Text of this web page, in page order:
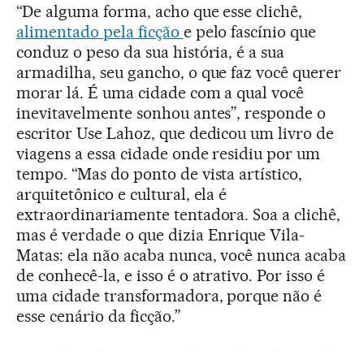
“De alguma forma, acho que esse clichê,
alimentado pela ficção e pelo fascínio que
conduz o peso da sua história, é a sua
armadilha, seu gancho, o que faz você querer
morar lá. É uma cidade com a qual você
inevitavelmente sonhou antes”, responde o
escritor Use Lahoz, que dedicou um livro de
viagens a essa cidade onde residiu por um
tempo. “Mas do ponto de vista artístico,
arquitetônico e cultural, ela é
extraordinariamente tentadora. Soa a clichê,
mas é verdade o que dizia Enrique Vila-
Matas: ela não acaba nunca, você nunca acaba
de conhecê-la, e isso é o atrativo. Por isso é
uma cidade transformadora, porque não é
esse cenário da ficção.”